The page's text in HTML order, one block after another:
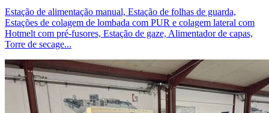
Estação de alimentação manual, Estação de folhas de guarda,
Estações de colagem de lombada com PUR e colagem lateral com
Hotmelt com pré-fusores, Estação de gaze, Alimentador de capas,
Torre de secage...